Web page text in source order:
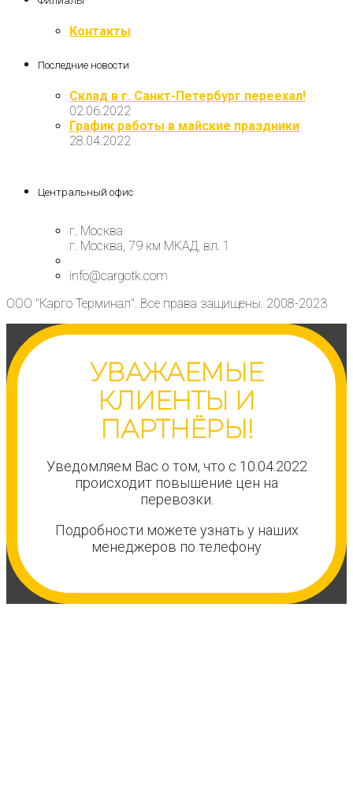
Контакты
Последние новости
Склад в г. Санкт-Петербург переехал!
02.06.2022
График работы в майские праздники
28.04.2022
Центральный офис
г. Москва
г. Москва, 79 км МКАД, вл. 1
info@cargotk.com
ООО "Карго Терминал". Все права защищены. 2008-2023
УВАЖАЕМЫЕ
КЛИЕНТЫ И
ПАРТНЁРЫ!
Уведомляем Вас о том, что с 10.04.2022
происходит повышение цен на
перевозки.
Подробности можете узнать у наших
менеджеров по телефону